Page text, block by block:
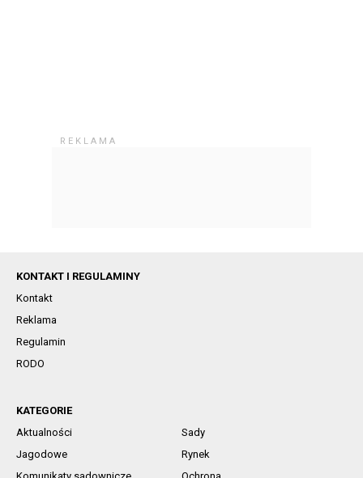
KONTAKT I REGULAMINY
Kontakt
Reklama
Regulamin
RODO
KATEGORIE
Aktualności
Sady
Jagodowe
Rynek